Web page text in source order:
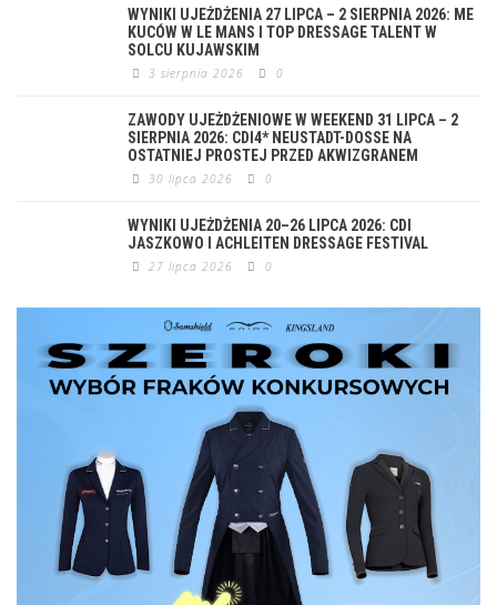
WYNIKI UJEŻDŻENIA 27 LIPCA – 2 SIERPNIA 2026: ME
KUCÓW W LE MANS I TOP DRESSAGE TALENT W
SOLCU KUJAWSKIM
3 sierpnia 2026 0
ZAWODY UJEŻDŻENIOWE W WEEKEND 31 LIPCA – 2
SIERPNIA 2026: CDI4* NEUSTADT-DOSSE NA
OSTATNIEJ PROSTEJ PRZED AKWIZGRANEM
30 lipca 2026 0
WYNIKI UJEŻDŻENIA 20–26 LIPCA 2026: CDI
JASZKOWO I ACHLEITEN DRESSAGE FESTIVAL
27 lipca 2026 0